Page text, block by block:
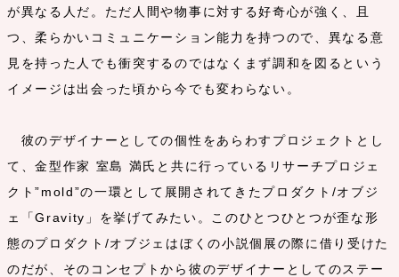
が異なる人だ。ただ人間や物事に対する好奇心が強く、且
つ、柔らかいコミュニケーション能力を持つので、異なる意
見を持った人でも衝突するのではなくまず調和を図るという
イメージは出会った頃から今でも変わらない。
彼のデザイナーとしての個性をあらわすプロジェクトとし
て、金型作家 室島 満氏と共に行っているリサーチプロジェ
クト”mold”の一環として展開されてきたプロダクト/オブジ
ェ「Gravity」を挙げてみたい。このひとつひとつが歪な形
態のプロダクト/オブジェはぼくの小説個展の際に借り受けた
のだが、そのコンセプトから彼のデザイナーとしてのステー